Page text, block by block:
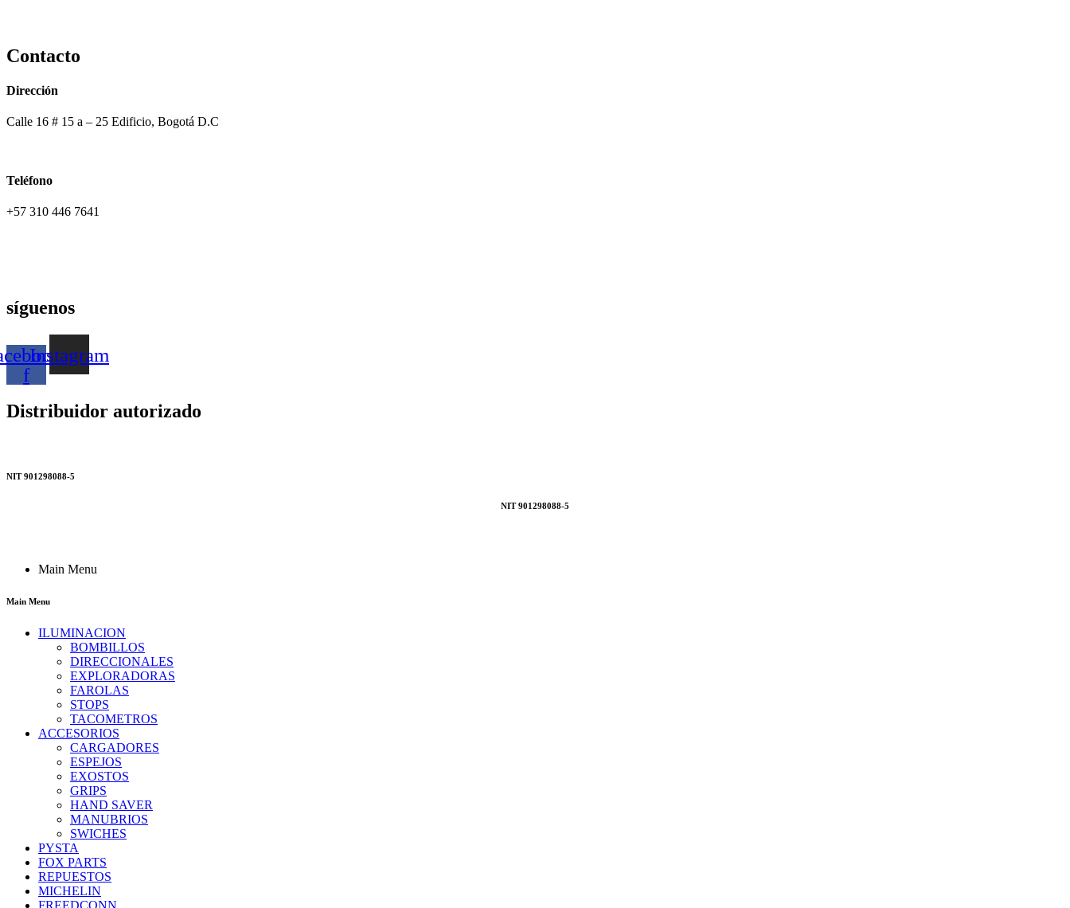
Contacto
Dirección
Calle 16 # 15 a – 25 Edificio, Bogotá D.C
Teléfono
+57 310 446 7641
síguenos
f
Instagram
Distribuidor autorizado
NIT 901298088-5
NIT 901298088-5
Main Menu
Main Menu
ILUMINACION
BOMBILLOS
DIRECCIONALES
EXPLORADORAS
FAROLAS
STOPS
TACOMETROS
ACCESORIOS
CARGADORES
ESPEJOS
EXOSTOS
GRIPS
HAND SAVER
MANUBRIOS
SWICHES
PYSTA
FOX PARTS
REPUESTOS
MICHELIN
FREEDCONN